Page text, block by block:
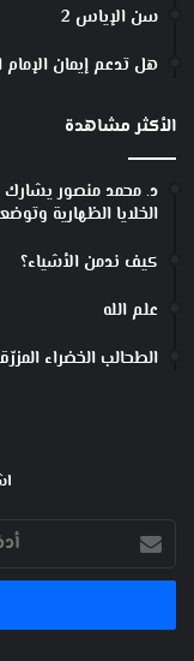
سن الإياس 2
هل تدعم إيمان
الأكثر مشاهدة
د. محمد منصور
الخلايا الظهارية
كيف ندمن الأشياء؟
علم الله
الطحالب الخضراء
أدخل
بريدك
الإلكتروني